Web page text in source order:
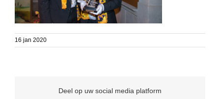
16 jan 2020
Deel op uw social media platform